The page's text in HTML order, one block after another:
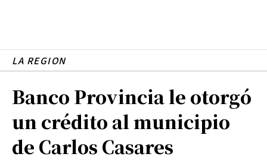
LA REGION
Banco Provincia le otorgó
un crédito al municipio
de Carlos Casares